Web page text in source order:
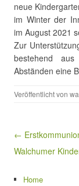
neue
im Winter der
im August 2021
Zur
bestehend
Abständen eine
Veröffentlicht von
←
Walchumer
Home